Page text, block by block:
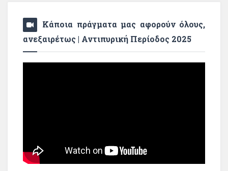
Κάποια πράγματα μας αφορούν όλους,
ανεξαιρέτως | Αντιπυρική Περίοδος 2025